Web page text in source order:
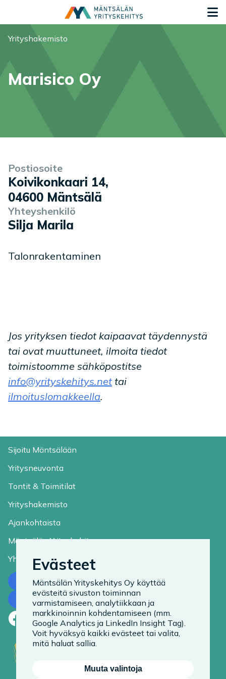
Olet tässä:
Yrityshakemisto
Marisico Oy
Yrityksen tiedot
Postiosoite
Koivikonkaari 14,
04600 Mäntsälä
Yhteyshenkilö
Silja Marila
Palvelukuvaus
Talonrakentaminen
Jos yrityksen tiedot kaipaavat täydennystä
tai ovat muuttuneet, ilmoita tiedot
toimistoomme sähköpostitse
info@yrityskehitys.nettai
ilmoituslomakkeella.
Sijoitu Mäntsälään
Yritysneuvonta
Tontit & Toimitilat
Yrityshakemisto
Ajankohtaista
Mäntsälän Yrityskehitys
Yhteystiedot
Ota yhteyttä
Tilaa uutiskirje
Facebook
LinkedIn
Instagram
Evästeet
Mäntsälän Yrityskehitys Oy käyttää
evästeitä sivuston toiminnan
varmistamiseen, analytiikkaan ja
markkinoinnin kohdentamiseen (mm.
Google Analytics ja LinkedIn Insight Tag).
Voit hyväksyä kaikki evästeet tai valita,
mitä haluat sallia.
Muuta valintoja